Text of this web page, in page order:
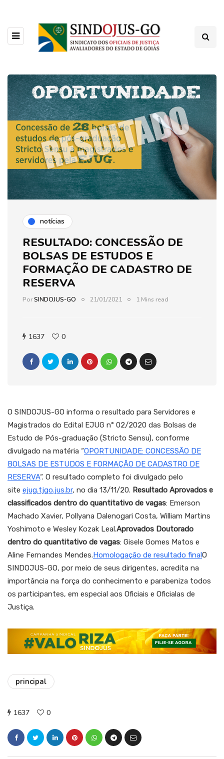
notícias
RESULTADO: CONCESSÃO DE
BOLSAS DE ESTUDOS E
FORMAÇÃO DE CADASTRO DE
RESERVA
PorSINDOJUS-GO 21/01/2021 1 Mins read
1637 0
O SINDOJUS-GO informa o resultado para Servidores e
Magistrados do Edital EJUG n° 02/2020 das Bolsas de
Estudo de Pós-graduação (Stricto Sensu), conforme
divulgado na matéria “OPORTUNIDADE: CONCESSÃO DE
BOLSAS DE ESTUDOS E FORMAÇÃO DE CADASTRO DE
RESERVA“. O resultado completo foi divulgado pelo
site ejug.tjgo.jus.br, no dia 13/11/20. Resultado Aprovados e
classificados dentro do quantitativo de vagas: Emerson
Machado Xavier, Pollyana Dalenogari Costa, William Martins
Yoshimoto e Wesley Kozak Leal.Aprovados Doutorado
dentro do quantitativo de vagas: Gisele Gomes Matos e
Aline Fernandes Mendes.Homologação de resultado finalO
SINDOJUS-GO, por meio de seus dirigentes, acredita na
importância na força do conhecimento e parabeniza todos
os participantes, em especial aos Oficiais e Oficialas de
Justiça.
principal
1637 0